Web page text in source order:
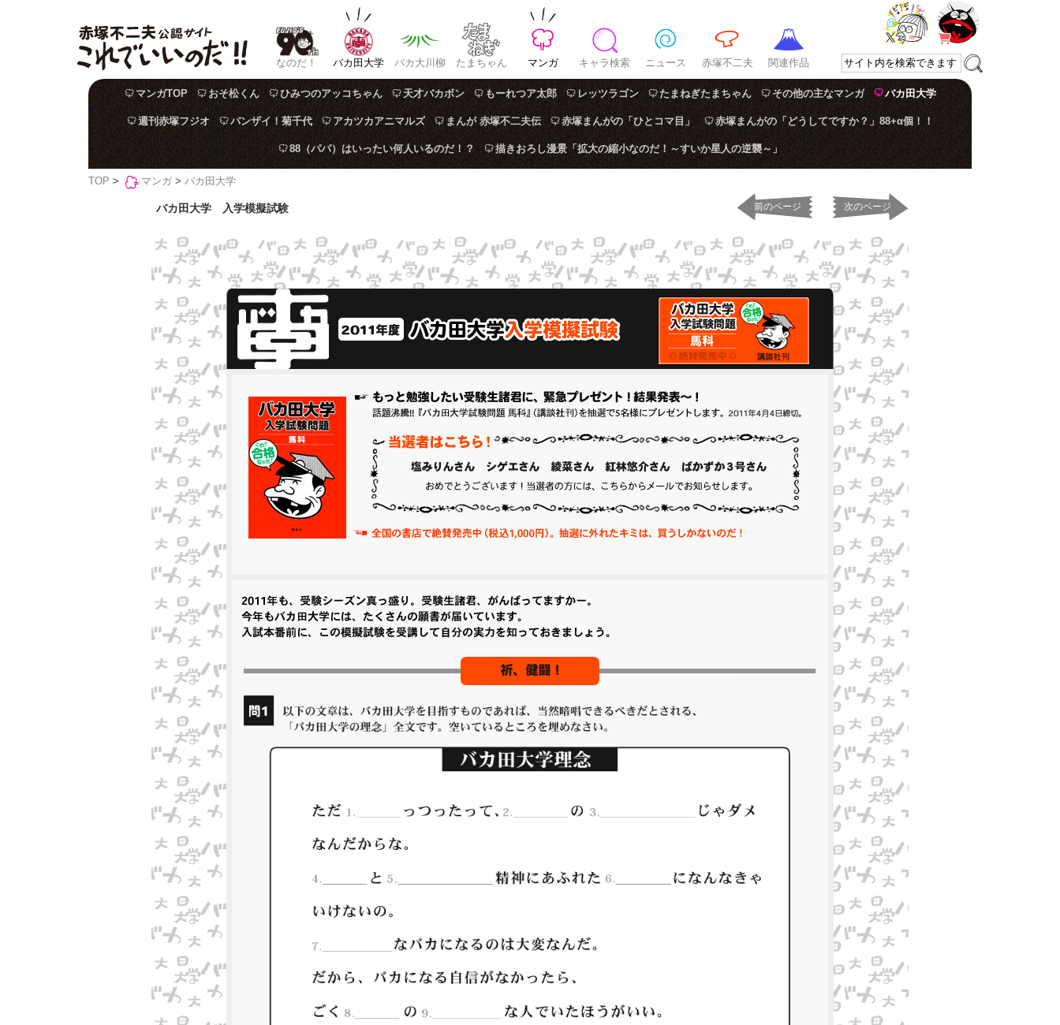
なのだ！ バカ田大学 バカ大川柳 たまちゃん マンガ キャラ検索 ニュース 赤塚不二夫 関連作品
マンガTOP おそ松くん ひみつのアッコちゃん 天才バカボン もーれつア太郎 レッツラゴン たまねぎたまちゃん その他の主なマンガ バカ田大学
週刊赤塚フジオ バンザイ！菊千代 アカツカアニマルズ まんが 赤塚不二夫伝 赤塚まんがの「ひとコマ目」 赤塚まんがの「どうしてですか？」88+α個！！
88（パパ）はいったい何人いるのだ！？ 描きおろし漫景「拡大の縮小なのだ！～すいか星人の逆襲～」
TOP > マンガ > バカ田大学
バカ田大学 入学模擬試験 前のページ 次のページ